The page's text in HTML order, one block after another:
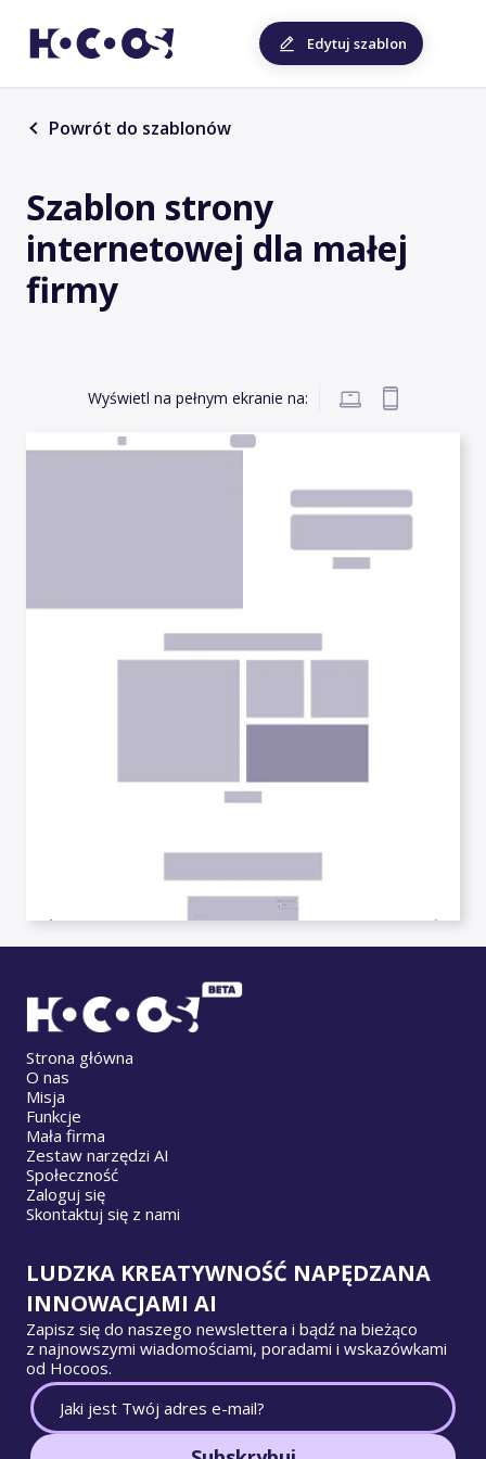
Edytuj szablon
Powrót do szablonów
Szablon strony
internetowej dla małej
firmy
Wyświetl na pełnym ekranie na:
Strona główna
O nas
Misja
Funkcje
Mała firma
Zestaw narzędzi AI
Społeczność
Zaloguj się
Skontaktuj się z nami
LUDZKA KREATYWNOŚĆ NAPĘDZANA
INNOWACJAMI AI
Zapisz się do naszego newslettera i bądź na bieżąco
z najnowszymi wiadomościami, poradami i wskazówkami
od Hocoos.